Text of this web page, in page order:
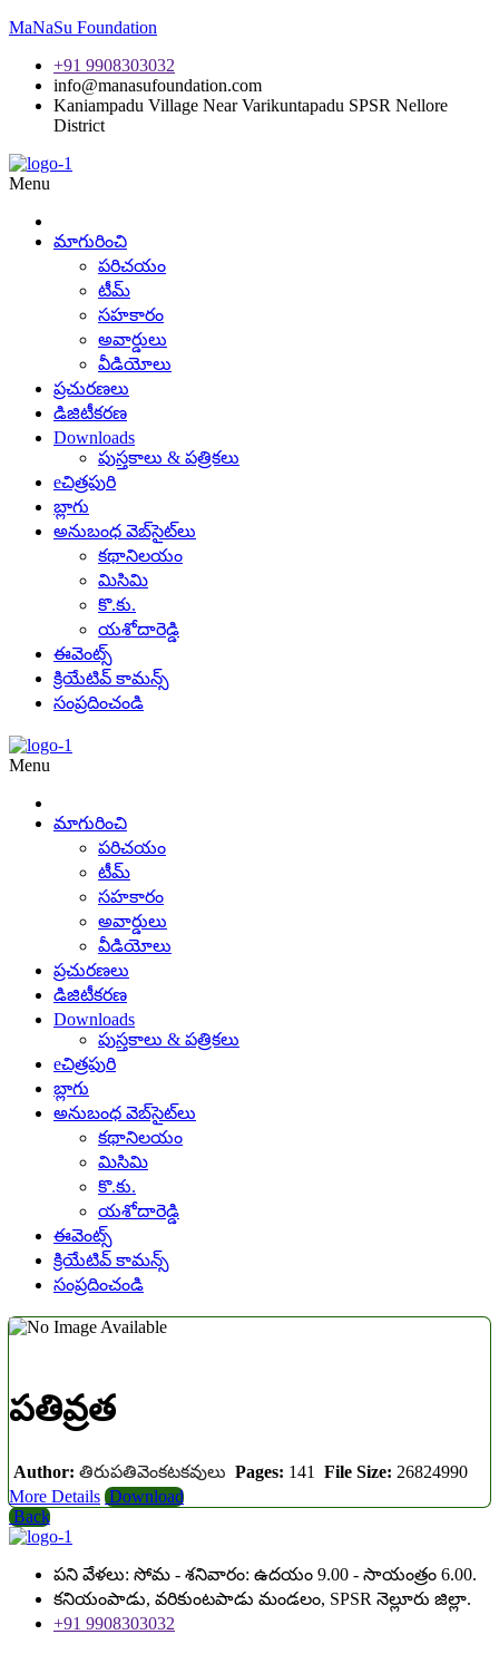
MaNaSu Foundation
+91 9908303032
info@manasufoundation.com
Kaniampadu Village Near Varikuntapadu SPSR Nellore
District
Menu
మాగురించి
పరిచయం
టీమ్
సహకారం
అవార్డులు
వీడియోలు
ప్రచురణలు
డిజిటీకరణ
Downloads
పుస్తకాలు & పత్రికలు
eచిత్రపురి
బ్లాగు
అనుబంధ వెబ్‌సైట్‌లు
కథానిలయం
మిసిమి
కొ.కు.
యశోదారెడ్డి
ఈవెంట్స్
క్రియేటివ్ కామన్స్
సంప్రదించండి
Menu
మాగురించి
పరిచయం
టీమ్
సహకారం
అవార్డులు
వీడియోలు
ప్రచురణలు
డిజిటీకరణ
Downloads
పుస్తకాలు & పత్రికలు
eచిత్రపురి
బ్లాగు
అనుబంధ వెబ్‌సైట్‌లు
కథానిలయం
మిసిమి
కొ.కు.
యశోదారెడ్డి
ఈవెంట్స్
క్రియేటివ్ కామన్స్
సంప్రదించండి
పతివ్రత
Author: తిరుపతివెంకటకవులు Pages: 141 File Size: 26824990
More Details Download
Back
పని వేళలు: సోమ - శనివారం: ఉదయం 9.00 - సాయంత్రం 6.00.
కనియంపాడు, వరికుంటపాడు మండలం, SPSR నెల్లూరు జిల్లా.
+91 9908303032